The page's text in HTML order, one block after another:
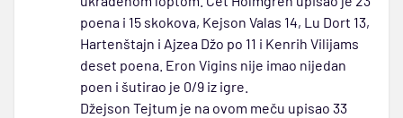
poena i 15 skokova, Kejson Valas 14, Lu Dort 13,
Hartenštajn i Ajzea Džo po 11 i Kenrih Vilijams
deset poena. Eron Vigins nije imao nijedan
poen i šutirao je 0/9 iz igre.
Džejson Tejtum je na ovom meču upisao 33